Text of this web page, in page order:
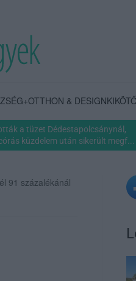
OTTHON & DESIGNKIKÖTŐ
a tüzet Dédestapolcsánynál,
küzdelem után sikerült megf...
91 százalékánál